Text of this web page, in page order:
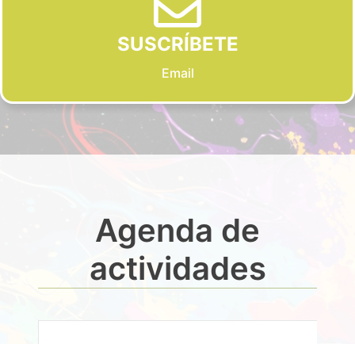
SUSCRÍBETE
Email
Agenda de
actividades